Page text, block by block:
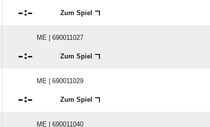
: Zum Spiel
ME | 690011027
: Zum Spiel
ME | 690011029
: Zum Spiel
ME | 690011040